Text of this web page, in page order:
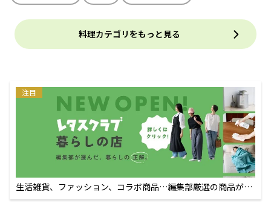
料理カテゴリをもっと見る
注目
生活雑貨、ファッション、コラボ商品…編集部厳選の商品が買
えるECサイト